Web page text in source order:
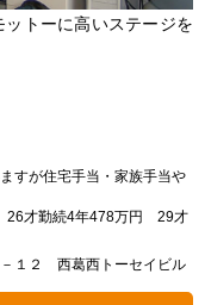
トーに高いステージを
すが住宅手当・家族手当や
才勤続4年478万円 29才
１２ 西葛西トーセイビル